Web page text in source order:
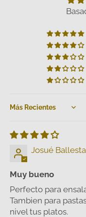
Sort by
Josué
Muy bueno
Perfecto para
Tambien para
nivel tus platos.